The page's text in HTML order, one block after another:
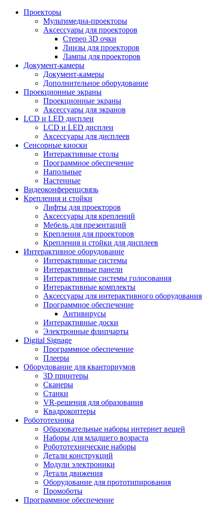
Проекторы
Мультимедиа-проекторы
Аксессуары для проекторов
Стерео 3D очки
Линзы для проекторов
Лампы для проекторов
Документ-камеры
Документ-камеры
Дополнительное оборудование
Проекционные экраны
Проекционные экраны
Аксессуары для экранов
LCD и LED дисплеи
LCD и LED дисплеи
Аксессуары для дисплеев
Сенсорные киоски
Интерактивные столы
Программное обеспечение
Напольные
Настенные
Видеоконференцсвязь
Крепления и стойки
Лифты для проекторов
Аксессуары для креплений
Мебель для презентаций
Крепления для проекторов
Крепления и стойки для дисплеев
Интерактивное оборудование
Интерактивные системы
Интерактивные панели
Интерактивные системы голосования
Интерактивные комплекты
Аксессуары для интерактивного оборудования
Программное обеспечение
Антивирусы
Интерактивные доски
Электронные флипчарты
Digital Signage
Программное обеспечение
Плееры
Оборудование для кванториумов
3D принтеры
Сканеры
Станки
VR-решения для образования
Квадрокоптеры
Робототехника
Образовательные наборы интернет вещей
Наборы для младшего возраста
Робототехнические наборы
Детали конструкций
Модули электроники
Детали движения
Оборудование для прототипирования
Промоботы
Программное обеспечение